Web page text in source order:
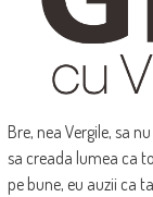
Bre, nea Vergile, sa
sa creada lumea ca
pe bune, eu auzii ca